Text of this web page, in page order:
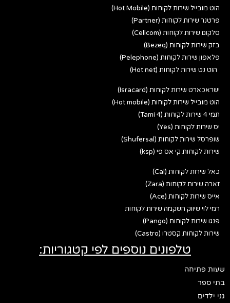
הוט מובייל שירות לקוחות (Hot Mobile)
פרטנר שירות לקוחות (Partner)
סלקום שירות לקוחות (Cellcom)
בזק שירות לקוחות (Bezeq)
פלאפון שירות לקוחות (Pelephone)
הוט נט שירות לקוחות (Hot net)
ישראכארט שירות לקוחות (Isracard)
הוט מובייל שירות לקוחות (Hot mobile)
תמי 4 שירות לקוחות (Tami 4)
יס שירות לקוחות (Yes)
שופרסל שירות לקוחות (Shufersal)
שירות לקוחות קי אס פי (ksp)
כאל שירות לקוחות (Cal)
זארה שירות לקוחות (Zara)
אייס שירות לקוחות (Ace)
רמי לוי שיווק השקמה שירות לקוחות
פנגו שירות לקוחות (Pango)
שירות לקוחות קסטרו (Castro)
טלפונים נוספים לפי קטגוריות:
שעות פתיחה
בתי ספר
גני ילדים